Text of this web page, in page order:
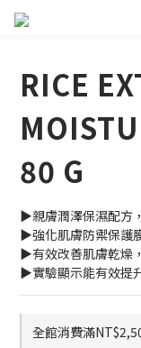
RICE
80 G
▶親膚潤澤保濕配方
▶強化肌膚防禦保護
▶有效改善肌膚乾燥
▶實驗顯示能有效提
全館消費滿